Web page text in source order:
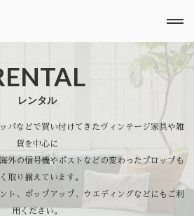
レンタル
パなどで買い付けてきたヴィンテージ家具や雑
貨を中心に
外の信号機やポストなどの変わったプロップも
取り揃えています。
ト、ポップアップ、ウエディングなどにもご利
用ください。